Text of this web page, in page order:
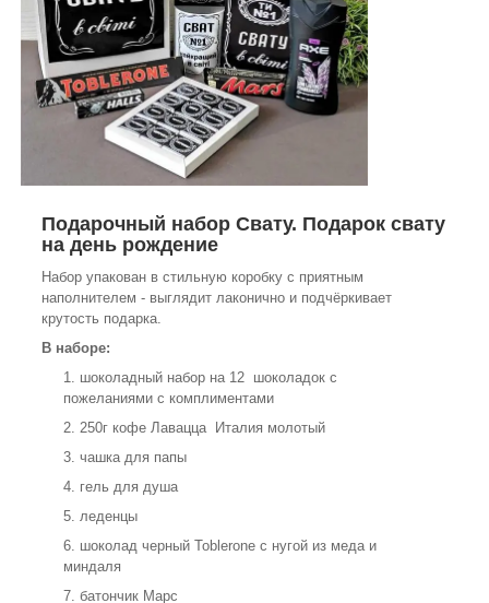
Подарочный набор Свату. Подарок свату
на день рождение
Набор упакован в стильную коробку с приятным
наполнителем - выглядит лаконично и подчёркивает
крутость подарка.
В наборе:
шоколадный набор на 12 шоколадок с
пожеланиями с комплиментами
250г кофе Лавацца Италия молотый
чашка для папы
гель для душа
леденцы
шоколад черный Toblerone с нугой из меда и
миндаля
батончик Марс